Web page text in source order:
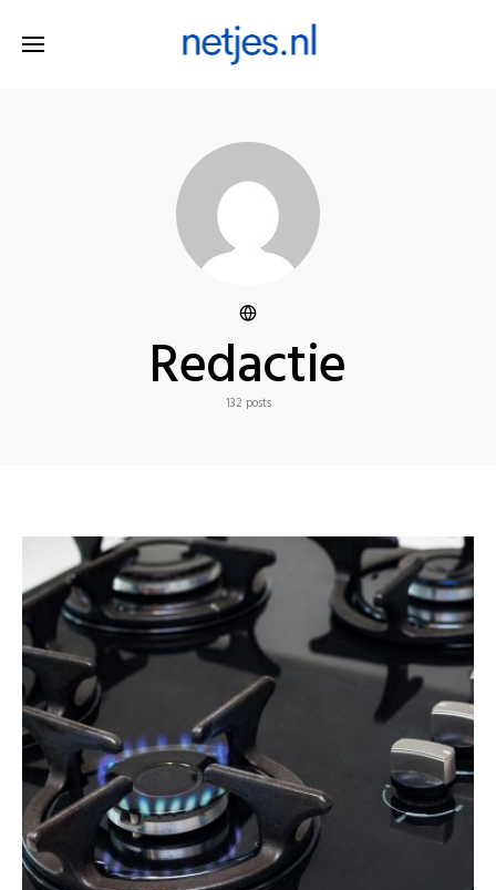
Redactie
132 posts